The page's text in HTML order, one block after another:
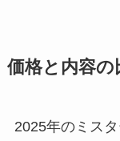
価格と内容の
2025年のミス